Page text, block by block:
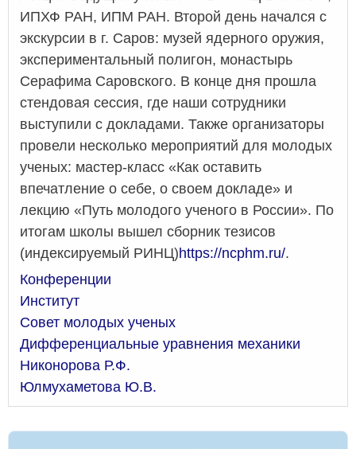
ИПХФ РАН, ИПМ РАН. Второй день начался с
экскурсии в г. Саров: музей ядерного оружия,
экспериментальный полигон, монастырь
Серафима Саровского. В конце дня прошла
стендовая сессия, где наши сотрудники
выступили с докладами. Также организаторы
провели несколько мероприятий для молодых
ученых: мастер-класс «Как оставить
впечатление о себе, о своем докладе» и
лекцию «Путь молодого ученого в России». По
итогам школы вышел сборник тезисов
(индексируемый РИНЦ)https://ncphm.ru/.
Конференции
Институт
Совет молодых ученых
Дифференциальные уравнения механики
Никонорова Р.Ф.
Юлмухаметова Ю.В.